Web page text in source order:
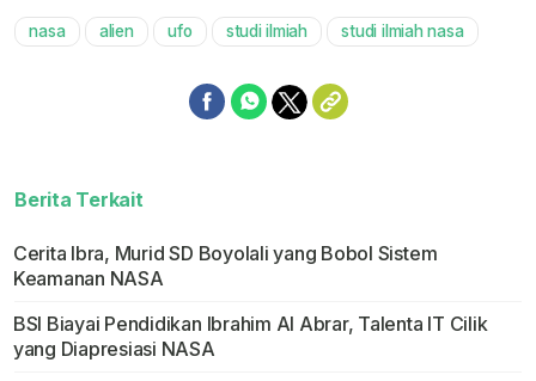
Mute
nasa alien ufo studi ilmiah studi ilmiah nasa
Berita Terkait
Cerita Ibra, Murid SD Boyolali yang Bobol Sistem
Keamanan NASA
BSI Biayai Pendidikan Ibrahim Al Abrar, Talenta IT Cilik
yang Diapresiasi NASA